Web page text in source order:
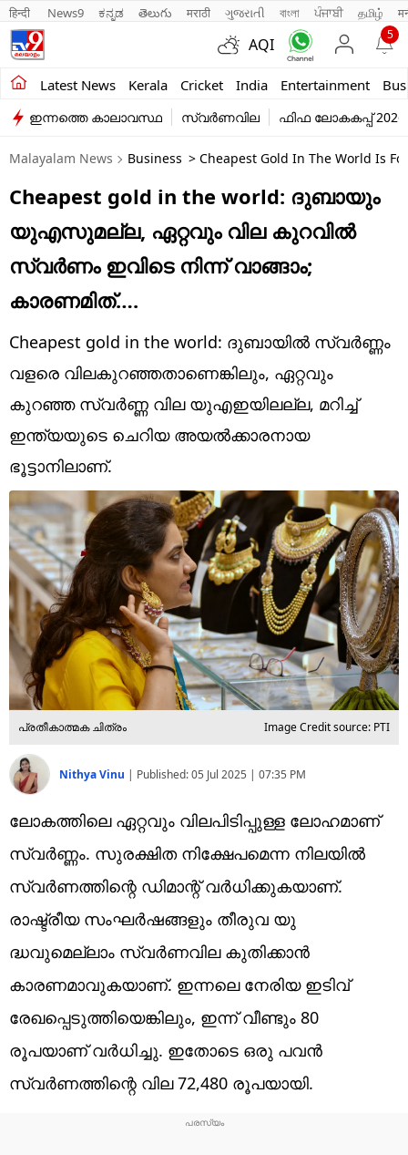
हिन्दी News9 ಕನ್ನಡ తెలుగు मराठी ગુજરાતી বাংলা ਪੰਜਾਬੀ தமிழ்
AQI
5
Latest News Kerala Cricket India Entertainment
Kerala
India
Entertainment
Business
Education
Lifestyle
world
Technology
Religion
Web Story
Photo
Short Videos
ഇന്നത്തെ കാലാവസ്ഥ സ്വർണവില ഫിഫ ലോകകപ്പ് 2026
Malayalam News Business > Cheapest Gold In The World Is
Cheapest gold in the world: ദുബായും
യുഎസുമല്ല, ഏറ്റവും വില കുറവിൽ
സ്വർണം ഇവിടെ നിന്ന് വാങ്ങാം;
കാരണമിത്….
Cheapest gold in the world: ദുബായിൽ സ്വർണ്ണം
വളരെ വിലകുറഞ്ഞതാണെങ്കിലും, ഏറ്റവും
കുറഞ്ഞ സ്വർണ്ണ വില യുഎഇയിലല്ല, മറിച്ച്
ഇന്ത്യയുടെ ചെറിയ അയൽക്കാരനായ
ഭൂട്ടാനിലാണ്.
പ്രതീകാത്മക ചിത്രം Image Credit source: PTI
Nithya Vinu | Published:05 Jul 2025 | 07:35 PM
ലോകത്തിലെ ഏറ്റവും വിലപിടിപ്പുള്ള ലോഹമാണ്
സ്വർണ്ണം. സുരക്ഷിത നിക്ഷേപമെന്ന നിലയിൽ
സ്വർണത്തിന്റെ ഡിമാന്റ് വർധിക്കുകയാണ്.
രാഷ്ട്രീയ സംഘർഷങ്ങളും തീരുവ യു​
ദ്ധവുമെല്ലാം സ്വർണവില കുതിക്കാൻ
കാരണമാവുകയാണ്. ഇന്നലെ നേരിയ ഇടിവ്
രേഖപ്പെടുത്തിയെങ്കിലും, ഇന്ന് വീണ്ടും 80
രൂപയാണ് വർധിച്ചു. ഇതോടെ ഒരു പവൻ
സ്വർണത്തിന്റെ വില 72,480 രൂപയായി.